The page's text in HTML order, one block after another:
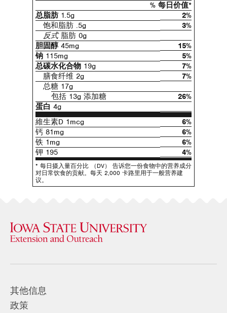
% 每日价值*
总脂肪1.5g
2%
饱和脂肪 .5g
3%
反式脂肪 0g
胆固醇45mg
15%
钠 115mg
5%
总碳水化合物 19g
7%
膳食纤维 2g
7%
总糖 17g
包括 13g 添加糖
26%
蛋白 4g
維生素D 1mcg
6%
钙 81mg
6%
铁 1mg
6%
钾 195
4%
* 每日摄入量百分比 （DV） 告诉您一份食物中的营养成分
对日常饮食的贡献。每天 2,000 卡路里用于一般营养建
议。
其他信息
政策